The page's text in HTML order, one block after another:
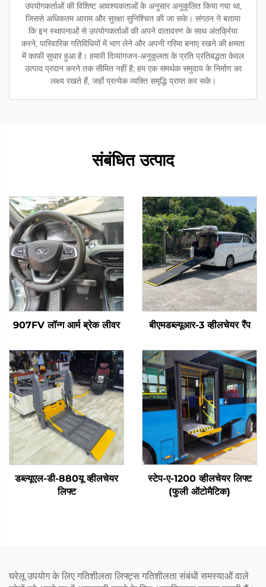
उपयोगकर्ताओं की विशिष्ट आवश्यकताओं के अनुसार अनुकूलित किया गया था,
जिससे अधिकतम आराम और सुरक्षा सुनिश्चित की जा सके। संगठन ने बताया
कि इन स्थापनाओं से उपयोगकर्ताओं की अपने वातावरण के साथ अंतर्क्रिया
करने, पारिवारिक गतिविधियों में भाग लेने और अपनी गरिमा बनाए रखने की क्षमता
में काफी सुधार हुआ है। हमारी दिव्यांगजन-अनुकूलता के प्रति प्रतिबद्धता केवल
उत्पाद प्रदान करने तक सीमित नहीं है; हम एक समर्थक समुदाय के निर्माण का
लक्ष्य रखते हैं, जहाँ प्रत्येक व्यक्ति समृद्धि प्राप्त कर सके।
संबंधित उत्पाद
907FV लॉन्ग आर्म ब्रेक लीवर बीएमडब्ल्यूआर-3 व्हीलचेयर रैंप
डब्ल्यूएल-डी-880यू व्हीलचेयर
लिफ्ट
स्टेप-ए-1200 व्हीलचेयर लिफ्ट
(फुली ऑटोमैटिक)
घरेलू उपयोग के लिए गतिशीलता लिफ्ट्स गतिशीलता संबंधी समस्याओं वाले